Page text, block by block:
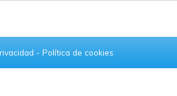
- Política de cookies